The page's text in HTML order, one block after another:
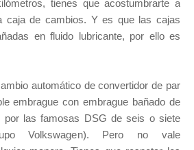
tienes que acostumbrarte a
caja de cambios. Y es que las cajas
en fluido lubricante, por ello es
automático de convertidor de par
embrague con embrague bañado de
por las famosas DSG de seis o siete
Volkswagen). Pero no vale